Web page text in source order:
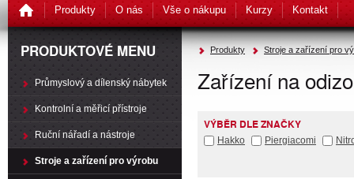
Produkty O nás Vše o nákupu Kurzy Kontakt
Produkty Stroje a zařízení pro
Zařízení na
VÝBĚR DLE ZNAČKY
Hakko Piergiacomi
PRODUKTOVÉ MENU
Průmyslový a dílenský nábytek
Kontrolní a měřicí přístroje
Ruční nářadí a nástroje
Stroje a zařízení pro výrobu